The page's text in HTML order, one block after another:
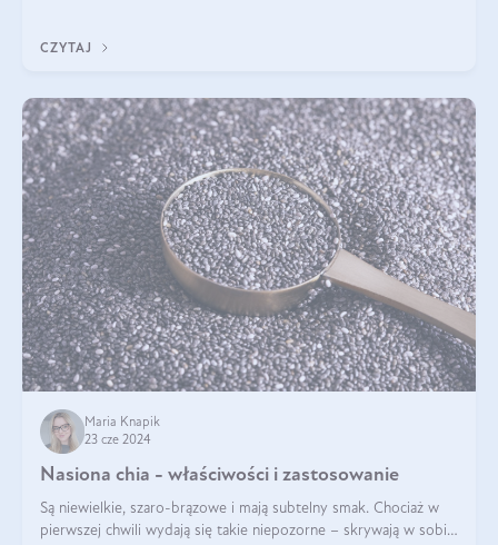
CZYTAJ
Maria Knapik
23 cze 2024
Nasiona chia - właściwości i zastosowanie
Są niewielkie, szaro-brązowe i mają subtelny smak. Chociaż w
pierwszej chwili wydają się takie niepozorne – skrywają w sobie